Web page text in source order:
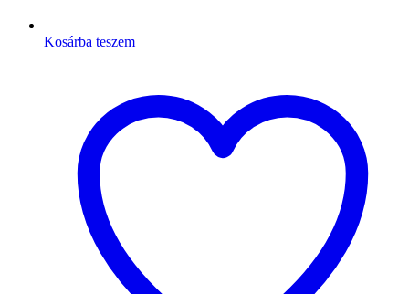
Kosárba teszem